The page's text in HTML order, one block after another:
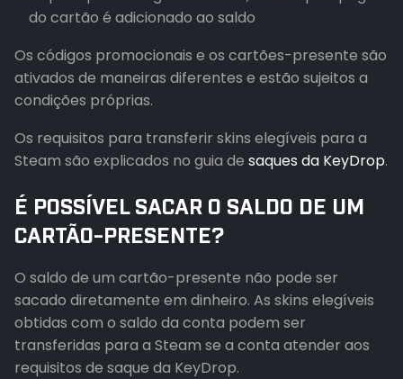
do cartão é adicionado ao saldo
Os códigos promocionais e os cartões-presente são
ativados de maneiras diferentes e estão sujeitos a
condições próprias.
Os requisitos para transferir skins elegíveis para a
Steam são explicados no guia de saques da KeyDrop.
É POSSÍVEL SACAR O SALDO DE UM
CARTÃO-PRESENTE?
O saldo de um cartão-presente não pode ser
sacado diretamente em dinheiro. As skins elegíveis
obtidas com o saldo da conta podem ser
transferidas para a Steam se a conta atender aos
requisitos de saque da KeyDrop.